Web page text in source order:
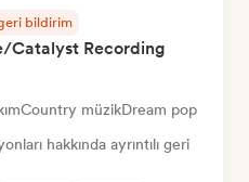
bildirim
Catalyst Recording
Country müzikDream pop
hakkında ayrıntılı geri